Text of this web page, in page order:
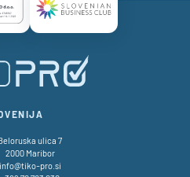
AAA LogoCertificate SBC Logo
ulica 7
2000 Maribor
info@tiko-pro.si